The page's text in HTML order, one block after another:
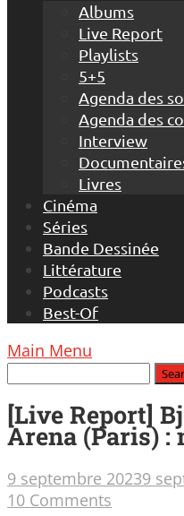
Albums
Live Report
Playlists
5+5
Agenda des
Agenda des
Interview
Livres
Cinéma
Séries
Bande Dessinée
Littérature
Podcasts
Best-Of
Main Menu
[Live Report]
Arena (Paris) :
9 septembre 20239
10 Comments